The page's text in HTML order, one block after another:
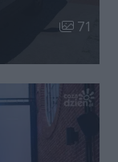
Liczba
71